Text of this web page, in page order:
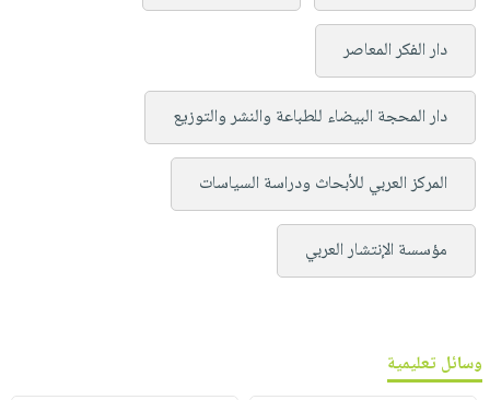
دار الفكر المعاصر
دار المحجة البيضاء للطباعة والنشر والتوزيع
المركز العربي للأبحاث ودراسة السياسات
مؤسسة الإنتشار العربي
وسائل تعليمية